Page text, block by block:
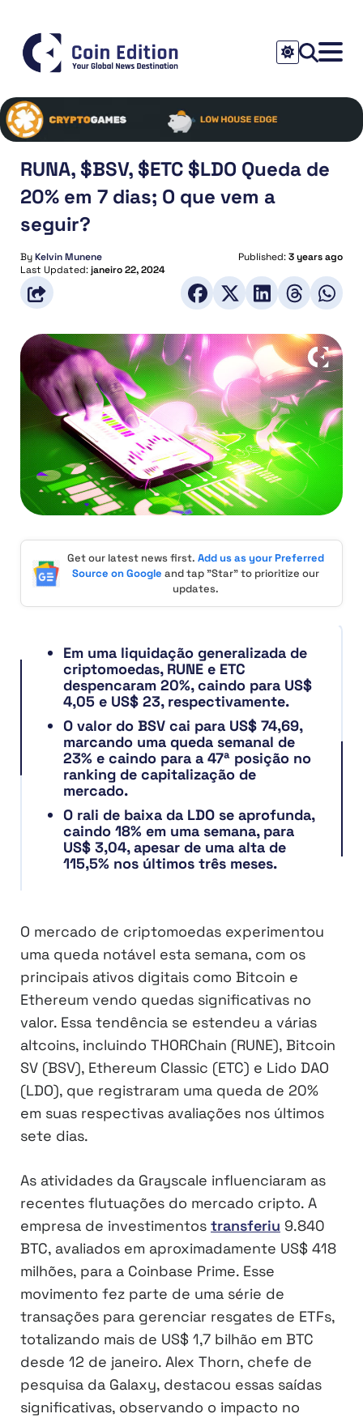
RUNA, $BSV, $ETC $LDO Queda de
20% em 7 dias; O que vem a
seguir?
ByKelvin Munene Published:3 years ago
Last Updated:janeiro 22, 2024
Get our latest news first. Add us as your Preferred
Source on Google and tap "Star" to prioritize our
updates.
Em uma liquidação generalizada de
criptomoedas, RUNE e ETC
despencaram 20%, caindo para US$
4,05 e US$ 23, respectivamente.
O valor do BSV cai para US$ 74,69,
marcando uma queda semanal de
23% e caindo para a 47ª posição no
ranking de capitalização de
mercado.
O rali de baixa da LDO se aprofunda,
caindo 18% em uma semana, para
US$ 3,04, apesar de uma alta de
115,5% nos últimos três meses.
O mercado de criptomoedas experimentou
uma queda notável esta semana, com os
principais ativos digitais como Bitcoin e
Ethereum vendo quedas significativas no
valor. Essa tendência se estendeu a várias
altcoins, incluindo THORChain (RUNE), Bitcoin
SV (BSV), Ethereum Classic (ETC) e Lido DAO
(LDO), que registraram uma queda de 20%
em suas respectivas avaliações nos últimos
sete dias.
As atividades da Grayscale influenciaram as
recentes flutuações do mercado cripto. A
empresa de investimentos transferiu 9.840
BTC, avaliados em aproximadamente US$ 418
milhões, para a Coinbase Prime. Esse
movimento fez parte de uma série de
transações para gerenciar resgates de ETFs,
totalizando mais de US$ 1,7 bilhão em BTC
desde 12 de janeiro. Alex Thorn, chefe de
pesquisa da Galaxy, destacou essas saídas
significativas, observando o impacto no